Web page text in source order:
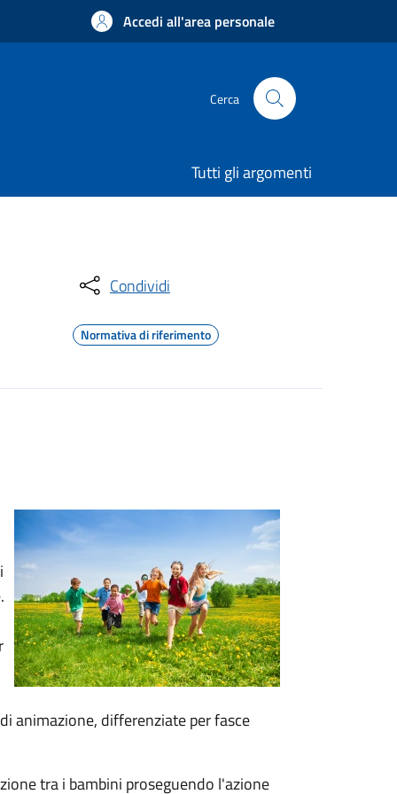
Accedi all'area personale
Cerca
Tutti gli argomenti
Condividi
Normativa di riferimento
animazione, differenziate per fasce
tra i bambini proseguendo l'azione